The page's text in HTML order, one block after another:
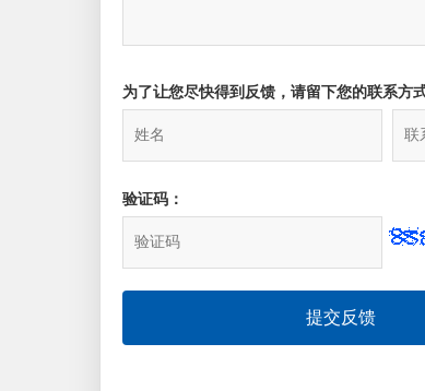
为了让您尽快得到反馈，请留下您的联系方
验证码：